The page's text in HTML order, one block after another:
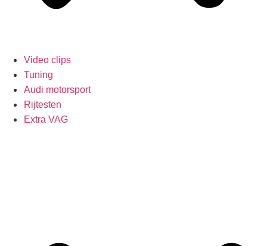
Video clips
Tuning
Audi motorsport
Rijtesten
Extra VAG